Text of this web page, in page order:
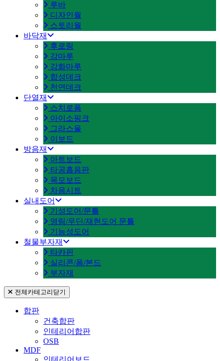
루바
디자인월
스토리월
바닥재
후로링
강마루
강화마루
합성데크
천연데크
단열재
스치로폼
아이소핑크
그라스울
이보드
방음재
아트보드
타공흡음판
목모보드
차음시트
실내도어
기성도어/문틀
영림/우딘/재현도어 문틀
기능성도어
철물부자재
타카핀
실리콘/폼/본드
부자재
전체카테고리 닫기
합판
건축합판
인테리어합판
OSB
MDF
인테리어보드